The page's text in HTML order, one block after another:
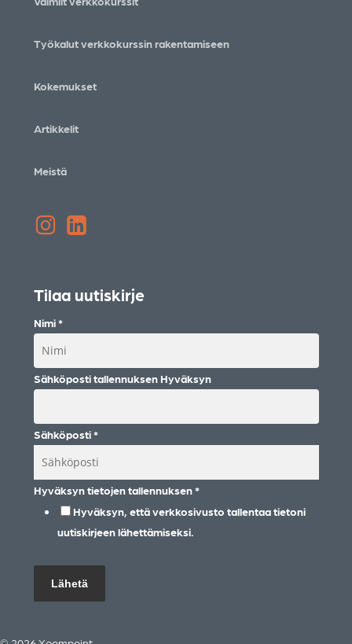
Työkalut verkkokurssin rakentamiseen
Kokemukset
Artikkelit
Meistä
Instagram
LinkedIn
Tilaa uutiskirje
Nimi*
Sähköposti tallennuksen Hyväksyn
Sähköposti*
Hyväksyn tietojen tallennuksen*
Hyväksyn, että verkkosivusto tallentaa tietoni
uutiskirjeen lähettämiseksi.
Lähetä